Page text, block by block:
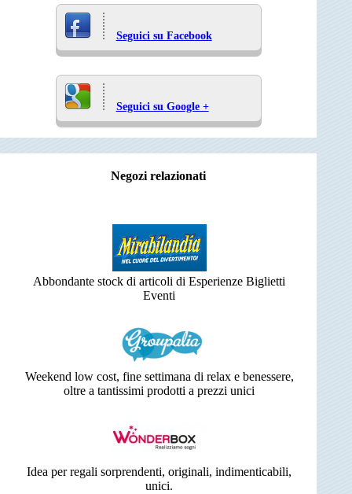
Seguici su Facebook
Seguici su Google +
Negozi relazionati
Abbondante stock di articoli di Esperienze Biglietti
Eventi
Weekend low cost, fine settimana di relax e benessere,
oltre a tantissimi prodotti a prezzi unici
Idea per regali sorprendenti, originali, indimenticabili,
unici.